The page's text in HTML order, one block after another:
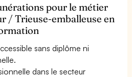
pour le métier
/ Trieuse-emballeuse en
sans diplôme ni
dans le secteur